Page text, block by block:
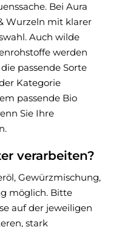
Bei Aura
Wurzeln mit klarer
Auch wilde
werden
passende Sorte
Kategorie
passende Bio
Sie Ihre
verarbeiten?
Gewürzmischung,
möglich. Bitte
auf der jeweiligen
stark